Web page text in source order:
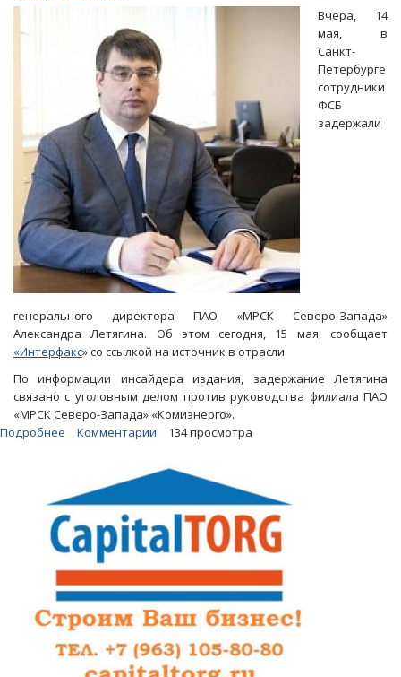
Северо-
Запада»
вменили
«откат»
13
миллионов
Вчера, 14
мая, в
Санкт-
Петербурге
сотрудники
ФСБ
задержали
генерального директора ПАО «МРСК Северо-Запада»
Александра Летягина. Об этом сегодня, 15 мая, сообщает
«Интерфакс» со ссылкой на источник в отрасли.
По информации инсайдера издания, задержание Летягина
связано с уголовным делом против руководства филиала ПАО
«МРСК Северо-Запада» «Комиэнерго».
Подробнее
гендиректора
ПАО
«МРСК
Северо-
Запада»
Комментарии 134 просмотра